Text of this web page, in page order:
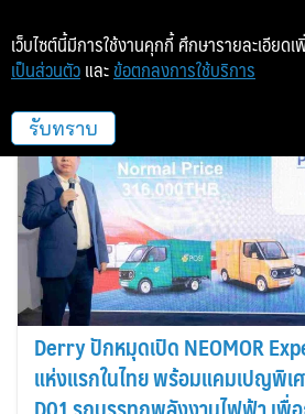
DERRY
Derry ปักหมุดเปิด NEOMOR
แห่งแรกในไทย พร้อมแคมเปญพิเ
เว็บไซต์นี้มีการใช้งานคุกกี้ ศึกษารายละเอียดเ
เป็นส่วนตัว และ ข้อตกลงการใช้บริการ
รับทราบ